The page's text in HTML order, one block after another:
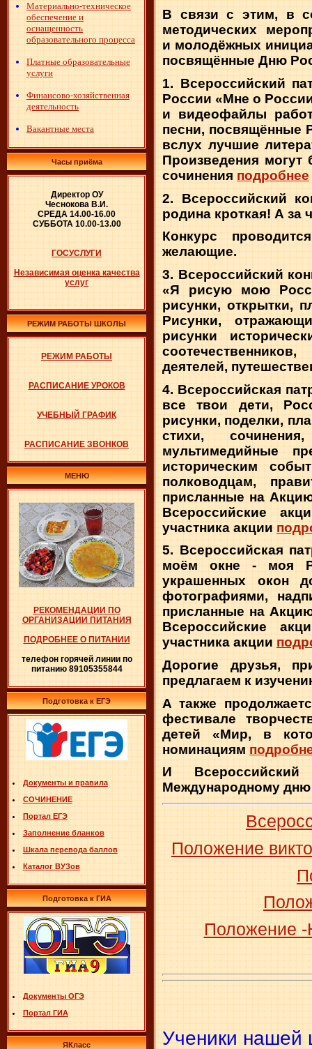
Материально-техническое
обеспечение и
оснащенность
образовательного процесса
Платные образовательные
услуги
Финансово-хозяйственная
деятельность
Вакантные места
Часы приёма
Директор ОУ
Чеснокова В.И.
СРЕДА 14.00-16.00
СУББОТА 10.00-13.00
ГОСУСЛУГИ
Независимая оценка качества
услуг
РЕЖИМ РАБОТЫ ШКОЛЫ
РЕЖИМ РАБОТЫ
РАСПИСАНИЕ УРОКОВ
УЧЕБНЫЙ ГРАФИК
РАСПИСАНИЕ ЗВОНКОВ
МЕНЮ
РЕКОМЕНДАЦИИ ПО
ОРГАНИЗАЦИИ ПИТАНИЯ
ПОДРОБНЕЕ О ПИТАНИИ
телефон горячей линии по
питанию 89105355844
Подготовка к ЕГЭ
Документы и правила
СОЧИНЕНИЕ
Портал ЕГЭ
Заполнение бланков
Шкала перевода баллов
Каталог ВУЗов
Подготовка к ГИА
Документы ОГЭ
Портал ГИА
ЯКласс
В связи с этим, в
методических
и молодёжных
посвящённые Дню
1. Всероссийский
России «Мне о
и видеофайлы
песни, посвящённые
вслух лучшие
Произведения могут
сочинения подробнее
2. Всероссийский
родина кроткая! А за
Конкурс
желающие.
3. Всероссийский
«Я рисую мою
рисунки, открытки,
Рисунки,
рисунки
деятелей,
4. Всероссийская
все твои дети,
рисунки, поделки,
стихи,
мультимедийные
историческим
полководцам,
присланные на
Всероссийские
участника акции
5. Всероссийская
моём окне - моя
украшенных окон
фотографиями,
присланные на
Всероссийские
участника акции
Дорогие друзья,
предлагаем к
А также
фестивале
детей «Мир, в
номинациям
И Всероссийский
Международному дню
Положение
Положение -
Ученики нашей